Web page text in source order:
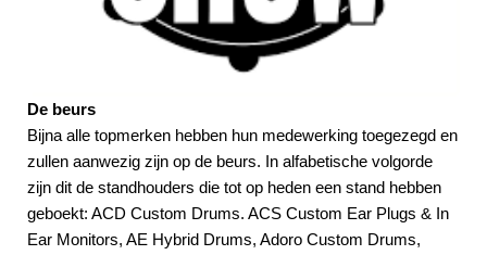
De beurs
Bijna alle topmerken hebben hun medewerking toegezegd en
zullen aanwezig zijn op de beurs. In alfabetische volgorde
zijn dit de standhouders die tot op heden een stand hebben
geboekt: ACD Custom Drums. ACS Custom Ear Plugs & In
Ear Monitors, AE Hybrid Drums, Adoro Custom Drums,